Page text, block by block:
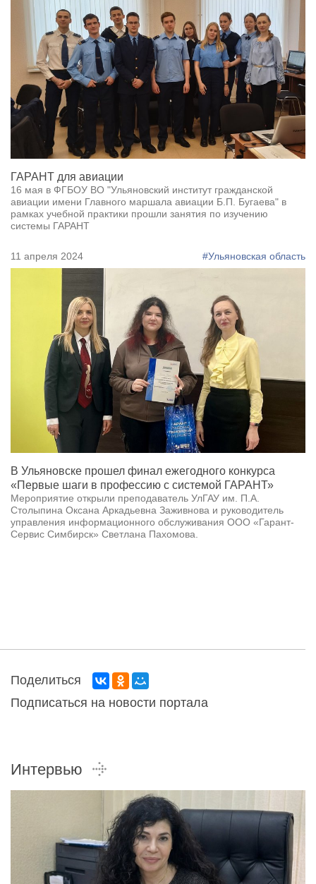
ГАРАНТ для авиации
16 мая в ФГБОУ ВО "Ульяновский институт гражданской
авиации имени Главного маршала авиации Б.П. Бугаева" в
рамках учебной практики прошли занятия по изучению
системы ГАРАНТ
11 апреля 2024 #Ульяновская область
В Ульяновске прошел финал ежегодного конкурса
«Первые шаги в профессию с системой ГАРАНТ»
Мероприятие открыли преподаватель УлГАУ им. П.А.
Столыпина Оксана Аркадьевна Заживнова и руководитель
управления информационного обслуживания ООО «Гарант-
Сервис Симбирск» Светлана Пахомова.
Поделиться
Подписаться на новости портала
Интервью